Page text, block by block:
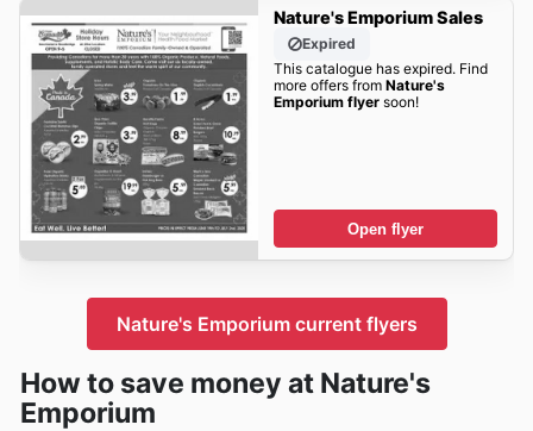
Nature's Emporium Sales
Expired
This catalogue has expired. Find
more offers from Nature's
Emporium flyersoon!
Open flyer
Nature's Emporium current flyers
How to save money at Nature's
Emporium